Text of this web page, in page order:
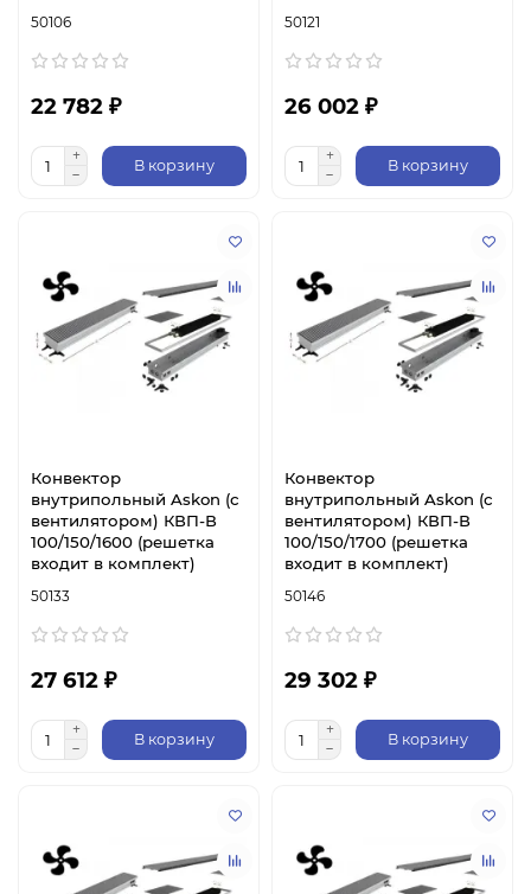
50106
22 782 ₽
В корзину
50121
26 002 ₽
В корзину
Конвектор
внутрипольный Askon (с
вентилятором) КВП-В
100/150/1600 (решетка
входит в комплект)
50133
27 612 ₽
В корзину
Конвектор
внутрипольный Askon (с
вентилятором) КВП-В
100/150/1700 (решетка
входит в комплект)
50146
29 302 ₽
В корзину